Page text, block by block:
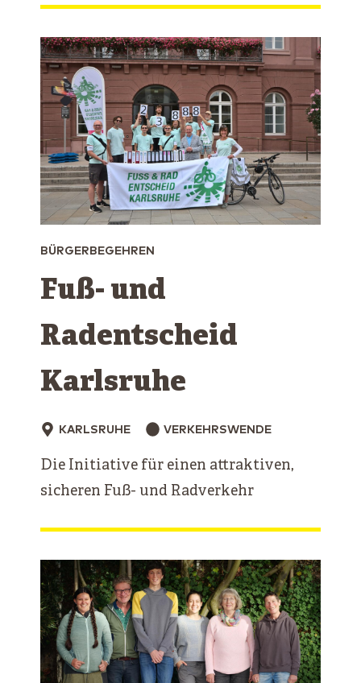
BÜRGERBEGEHREN
Fuß- und
Radentscheid
Karlsruhe
KARLSRUHE VERKEHRSWENDE
Die Initiative für einen attraktiven,
sicheren Fuß- und Radverkehr